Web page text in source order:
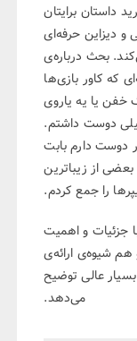
داستان برایتان
دیزاین حرفه‌ای
بحث درباره‌ی
که کاور بازی‌ها
خفن یا یه یاروی
دوست داشتم.
دوست دارم بابت
بعضی از زیبا‌ترین
را جمع کردم.
جز‌‌ئیات و اهمیت
شیو‌ه‌ی ارائه‌ی
عالی توضیح
می‌دهد.